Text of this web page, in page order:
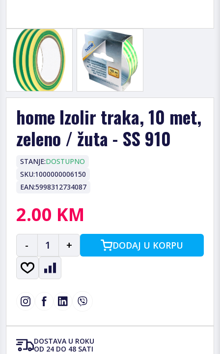
home Izolir traka, 10 met,
zeleno / žuta - SS 910
STANJE:DOSTUPNO
SKU:1000000006150
EAN:5998312734087
2.00 KM
- 1 + DODAJ U KORPU
DOSTAVA U ROKU
OD 24 DO 48 SATI